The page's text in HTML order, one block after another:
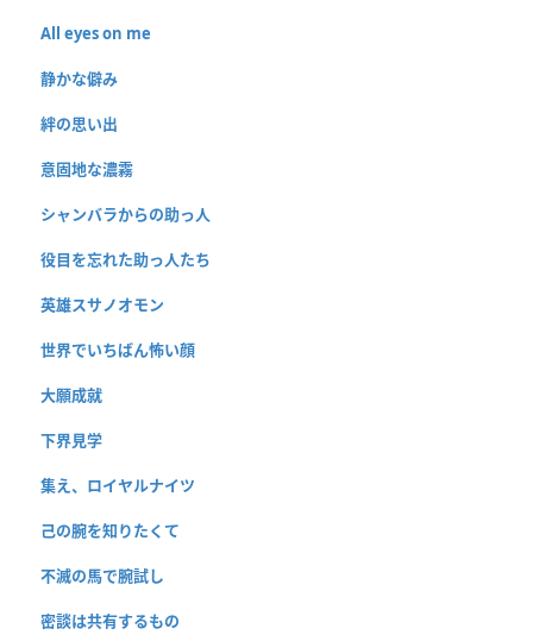
All eyes on me
静かな僻み
絆の思い出
意固地な濃霧
シャンバラからの助っ人
役目を忘れた助っ人たち
英雄スサノオモン
世界でいちばん怖い顔
大願成就
下界見学
集え、ロイヤルナイツ
己の腕を知りたくて
不滅の馬で腕試し
密談は共有するもの